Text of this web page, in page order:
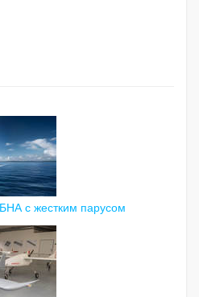
с жестким парусом